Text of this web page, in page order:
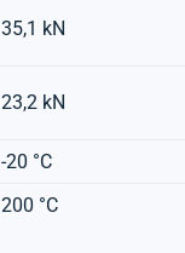
35,1 kN
23,2 kN
-20 °C
200 °C